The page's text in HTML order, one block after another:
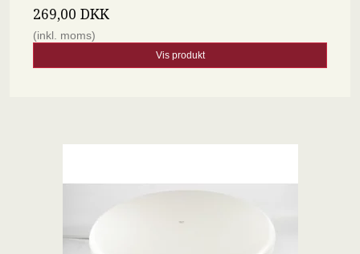
269,00 DKK
(inkl. moms)
Vis produkt